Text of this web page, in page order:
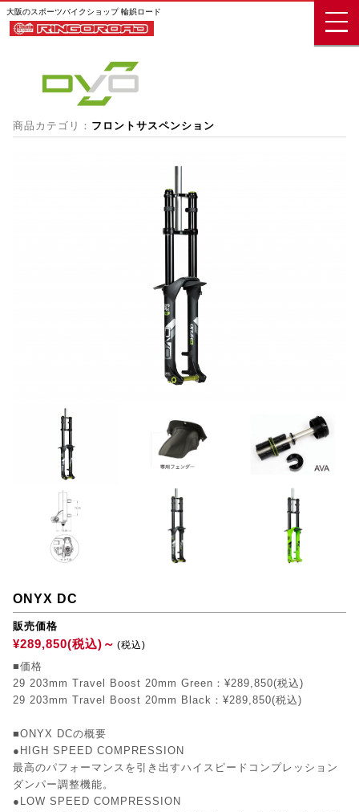
大阪のスポーツバイクショップ 輪娯ロード
商品カテゴリ： フロントサスペンション
ONYX DC
販売価格
¥289,850(税込)～ (税込)
■価格
29 203mm Travel Boost 20mm Green：¥289,850(税込)
29 203mm Travel Boost 20mm Black：¥289,850(税込)
■ONYX DCの概要
●HIGH SPEED COMPRESSION
最高のパフォーマンスを引き出すハイスピードコンプレッション
ダンパー調整機能。
●LOW SPEED COMPRESSION